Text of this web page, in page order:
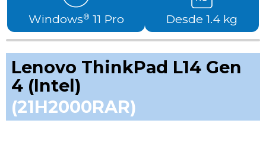
Windows® 11 Pro Desde 1.4 kg
Lenovo ThinkPad L14 Gen
4 (Intel)
(21H2000RAR)